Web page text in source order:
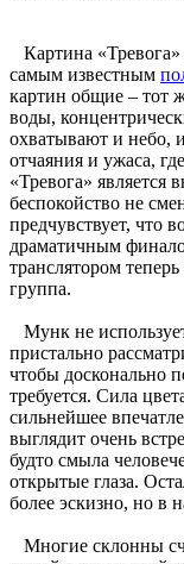
Картина «Тревога»
самым известным
картин общие – тот
воды,
охватывают и небо,
отчаяния и ужаса,
«Тревога» является
беспокойство не
предчувствует, что
драматичным
транслятором
группа.
Мунк не
пристально
чтобы досконально
требуется. Сила
сильнейшее
выглядит очень
будто смыла
открытые глаза.
более эскизно, но в
Многие склонны